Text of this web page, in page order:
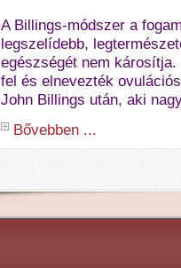
A Billings-módszer a
legszelídebb,
egészségét nem
fel és elnevezték
John Billings után, aki
Bővebben ...